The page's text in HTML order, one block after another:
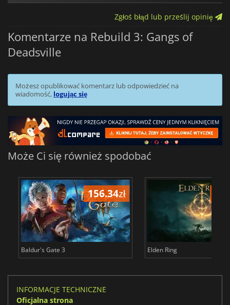
Zgłoś błąd lub prześlij opinię
Komentarze na Rebuild 3: Gangs of
Deadsville
Możesz opublikować komentarz lub odpowiedzieć na
wiadomość, logując się
Może Ci się również spodobać
156.34zł
Baldur's Gate 3 Elden Ring
INFORMACJE TECHNICZNE
Oficjalna strona